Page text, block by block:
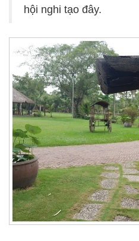
hội nghi tạo đây.